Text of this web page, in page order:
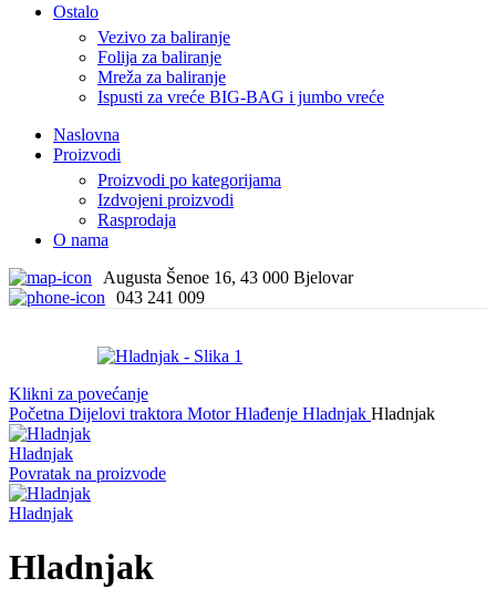
Ostalo
Vezivo za baliranje
Folija za baliranje
Mreža za baliranje
Ispusti za vreće BIG-BAG i jumbo vreće
Naslovna
Proizvodi
Proizvodi po kategorijama
Izdvojeni proizvodi
Rasprodaja
O nama
Augusta Šenoe 16, 43 000 Bjelovar
043 241 009
Klikni za povećanje
Početna Dijelovi traktora MotorHlađenje Hladnjak Hladnjak
Hladnjak
Povratak na proizvode
Hladnjak
Hladnjak